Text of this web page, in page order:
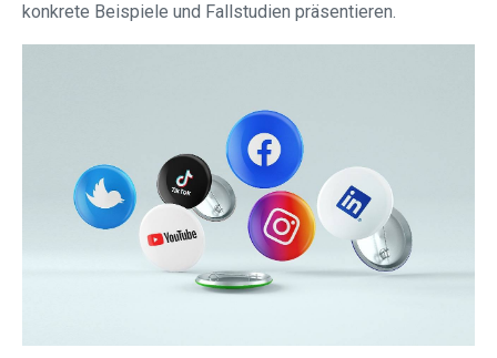
konkrete Beispiele und Fallstudien präsentieren.